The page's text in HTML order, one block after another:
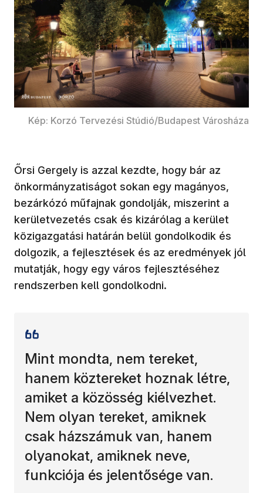
Kép: Korzó Tervezési Stúdió/Budapest Városháza
Őrsi Gergely is azzal kezdte, hogy bár az
önkormányzatiságot sokan egy magányos,
bezárkózó műfajnak gondolják, miszerint a
kerületvezetés csak és kizárólag a kerület
közigazgatási határán belül gondolkodik és
dolgozik, a fejlesztések és az eredmények jól
mutatják, hogy egy város fejlesztéséhez
rendszerben kell gondolkodni.
Mint mondta, nem tereket,
hanem köztereket hoznak létre,
amiket a közösség kiélvezhet.
Nem olyan tereket, amiknek
csak házszámuk van, hanem
olyanokat, amiknek neve,
funkciója és jelentősége van.